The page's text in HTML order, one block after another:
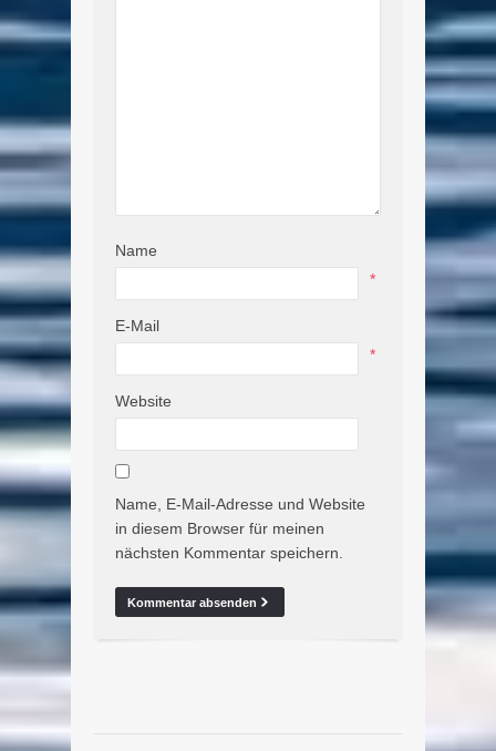
Name
*
E-Mail
*
Website
Name, E-Mail-Adresse und Website
in diesem Browser für meinen
nächsten Kommentar speichern.